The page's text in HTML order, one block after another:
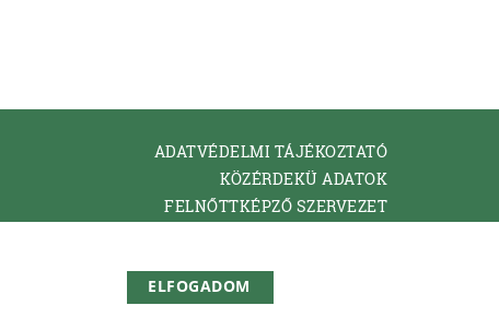
ELFOGADOM
ADATVÉDELMI TÁJÉKOZTATÓ
KÖZÉRDEKÜ ADATOK
FELNŐTTKÉPZŐ SZERVEZET